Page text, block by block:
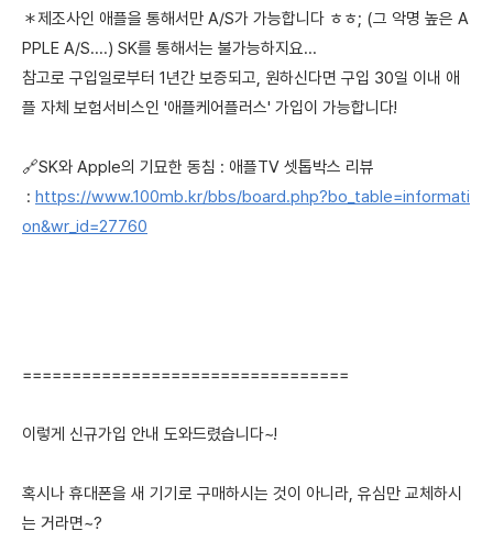
＊제조사인 애플을 통해서만 A/S가 가능합니다 ㅎㅎ; (그 악명 높은 A
PPLE A/S....) SK를 통해서는 불가능하지요...
참고로 구입일로부터 1년간 보증되고, 원하신다면 구입 30일 이내 애
플 자체 보험서비스인 '애플케어플러스' 가입이 가능합니다!
🔗SK와 Apple의 기묘한 동침 : 애플TV 셋톱박스 리뷰
: https://www.100mb.kr/bbs/board.php?bo_table=informati
on&wr_id=27760
=================================
이렇게 신규가입 안내 도와드렸습니다~!
혹시나 휴대폰을 새 기기로 구매하시는 것이 아니라, 유심만 교체하시
는 거라면~?